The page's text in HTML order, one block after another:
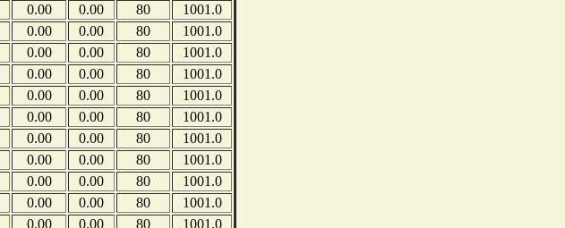
0.00 0.00 80
1001.0
0.00 0.00 80
1001.0
0.00 0.00 80
1001.0
0.00 0.00 80
1001.0
0.00 0.00 80
1001.0
0.00 0.00 80
1001.0
0.00 0.00 80
1001.0
0.00 0.00 80
1001.0
0.00 0.00 80
1001.0
0.00 0.00 80
1001.0
0.00 0.00 80
1001.0